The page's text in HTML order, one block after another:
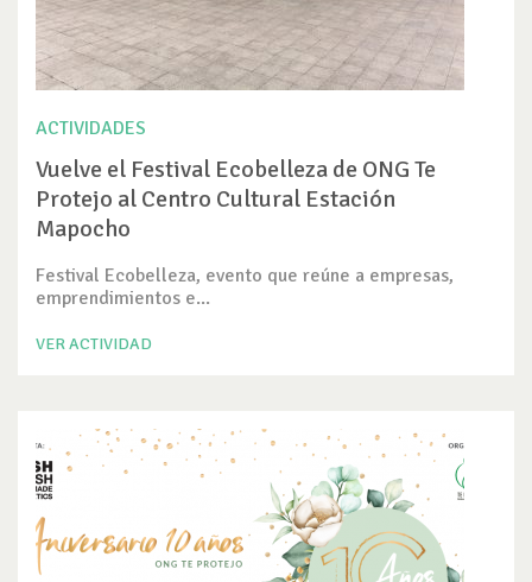
ACTIVIDADES
Vuelve el Festival Ecobelleza de ONG Te
Protejo al Centro Cultural Estación
Mapocho
Festival Ecobelleza, evento que reúne a empresas,
emprendimientos e...
VER ACTIVIDAD